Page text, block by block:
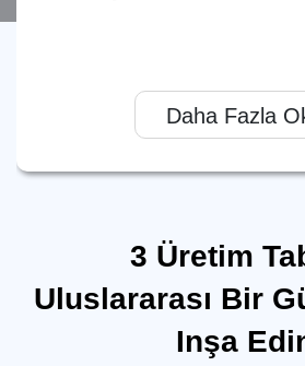
Daha Fazla
3 Üretim
Uluslararası Bir
Inşa